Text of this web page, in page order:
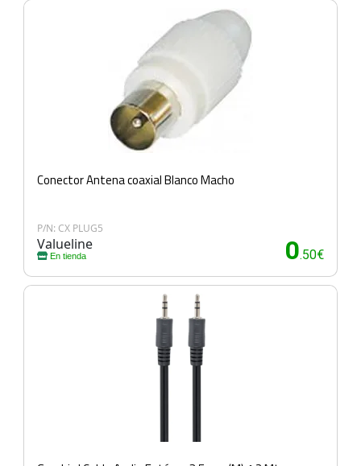
Conector Antena coaxial Blanco Macho
P/N: CX PLUG5
Valueline
En tienda 0.50€